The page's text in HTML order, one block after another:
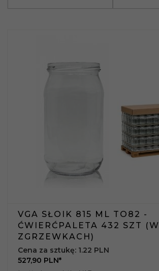
VGA SŁOIK 815 ML TO82 -
ĆWIERĆPALETA 432 SZT (W
ZGRZEWKACH)
527,90 PLN*
Cena za sztukę: 1.22 PLN